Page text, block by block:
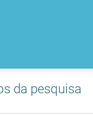
da pesquisa